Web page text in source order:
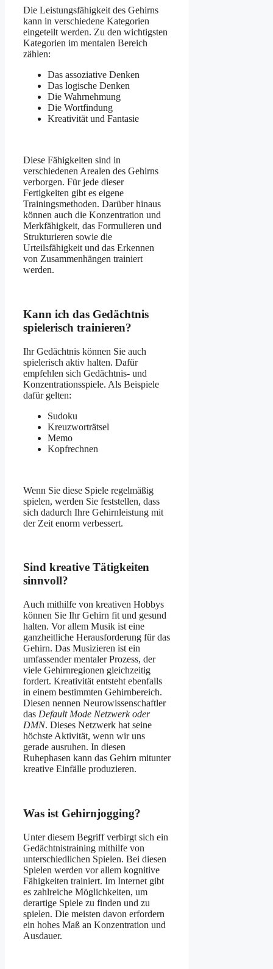
Die Leistungsfähigkeit des Gehirns
kann in verschiedene Kategorien
eingeteilt werden. Zu den wichtigsten
Kategorien im mentalen Bereich
zählen:
Das assoziative Denken
Das logische Denken
Die Wahrnehmung
Die Wortfindung
Kreativität und Fantasie
Diese Fähigkeiten sind in
verschiedenen Arealen des Gehirns
verborgen. Für jede dieser
Fertigkeiten gibt es eigene
Trainingsmethoden. Darüber hinaus
können auch die Konzentration und
Merkfähigkeit, das Formulieren und
Strukturieren sowie die
Urteilsfähigkeit und das Erkennen
von Zusammenhängen trainiert
werden.
Kann ich das Gedächtnis
spielerisch trainieren?
Ihr Gedächtnis können Sie auch
spielerisch aktiv halten. Dafür
empfehlen sich Gedächtnis- und
Konzentrationsspiele. Als Beispiele
dafür gelten:
Sudoku
Kreuzworträtsel
Memo
Kopfrechnen
Wenn Sie diese Spiele regelmäßig
spielen, werden Sie feststellen, dass
sich dadurch Ihre Gehirnleistung mit
der Zeit enorm verbessert.
Sind kreative Tätigkeiten
sinnvoll?
Auch mithilfe von kreativen Hobbys
können Sie Ihr Gehirn fit und gesund
halten. Vor allem Musik ist eine
ganzheitliche Herausforderung für das
Gehirn. Das Musizieren ist ein
umfassender mentaler Prozess, der
viele Gehirnregionen gleichzeitig
fordert. Kreativität entsteht ebenfalls
in einem bestimmten Gehirnbereich.
Diesen nennen Neurowissenschaftler
das Default Mode Netzwerk oder
DMN. Dieses Netzwerk hat seine
höchste Aktivität, wenn wir uns
gerade ausruhen. In diesen
Ruhephasen kann das Gehirn mitunter
kreative Einfälle produzieren.
Was ist Gehirnjogging?
Unter diesem Begriff verbirgt sich ein
Gedächtnistraining mithilfe von
unterschiedlichen Spielen. Bei diesen
Spielen werden vor allem kognitive
Fähigkeiten trainiert. Im Internet gibt
es zahlreiche Möglichkeiten, um
derartige Spiele zu finden und zu
spielen. Die meisten davon erfordern
ein hohes Maß an Konzentration und
Ausdauer.